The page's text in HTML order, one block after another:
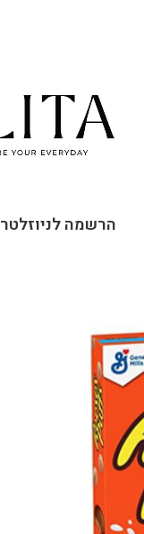
הרשמה לניוזלטר